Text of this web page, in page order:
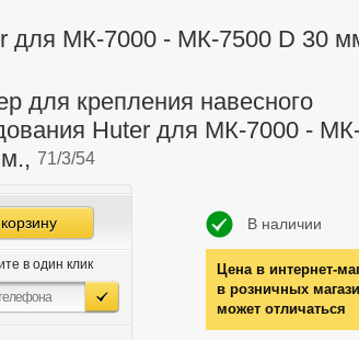
для МК-7000 - МК-7500 D 30
для крепления навесного
Huter для МК-7000 -
71/3/54
В наличии
Цена в интернет-
в розничных
может отличаться
в один клик